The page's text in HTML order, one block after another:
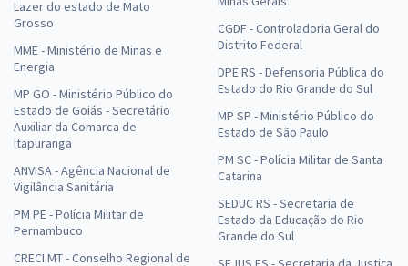
Lazer do estado de Mato
Grosso
MME - Ministério de Minas e
Energia
MP GO - Ministério Público do
Estado de Goiás - Secretário
Auxiliar da Comarca de
Itapuranga
ANVISA - Agência Nacional de
Vigilância Sanitária
PM PE - Polícia Militar de
Pernambuco
CRECI MT - Conselho Regional de
CGDF - Controladoria Geral do
Distrito Federal
DPE RS - Defensoria Pública do
Estado do Rio Grande do Sul
MP SP - Ministério Público do
Estado de São Paulo
PM SC - Polícia Militar de Santa
Catarina
SEDUC RS - Secretaria de
Estado da Educação do Rio
Grande do Sul